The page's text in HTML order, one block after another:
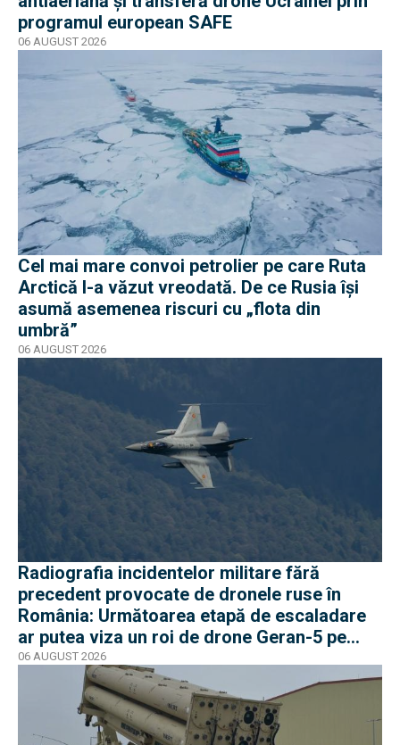
programul european SAFE
06 AUGUST 2026
Cel mai mare convoi petrolier pe care Ruta
Arctică l-a văzut vreodată. De ce Rusia își
asumă asemenea riscuri cu „flota din
umbră”
06 AUGUST 2026
Radiografia incidentelor militare fără
precedent provocate de dronele ruse în
România: Următoarea etapă de escaladare
ar putea viza un roi de drone Geran-5 pe
direcția Galați-Reni
06 AUGUST 2026